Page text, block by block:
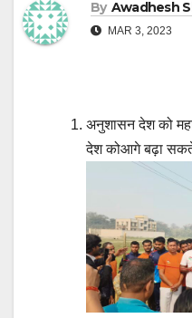
By Awadhesh
MAR 3, 2023
अनुशासन देश को
देश कोआगे बढ़ा